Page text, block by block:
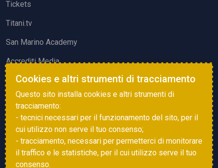
Tickets
Titani.tv
San Marino Academy
Accrediti Media
ATTIVITÀ ED EVENTI
Squadre di Calcio
Associazione Sammarinese Arbitri
Vota gol e parata
Cookies e altri strumenti di tracciamento
Questo sito installa cookies e altri strumenti di
tracciamento:
- tecnici necessari per il funzionamento del sito, per il
cui utilizzo non serve il tuo consenso;
- tracciamento, necessari per permetterci di monitorare
il traffico e le statistiche, per il cui utilizzo serve il tuo
consenso.